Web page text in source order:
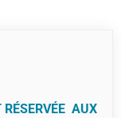
RÉSERVÉE AUX